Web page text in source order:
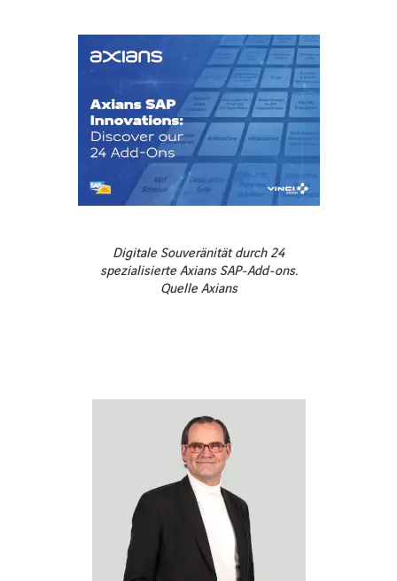
Digitale Souveränität durch 24
spezialisierte Axians SAP-Add-ons.
Quelle Axians